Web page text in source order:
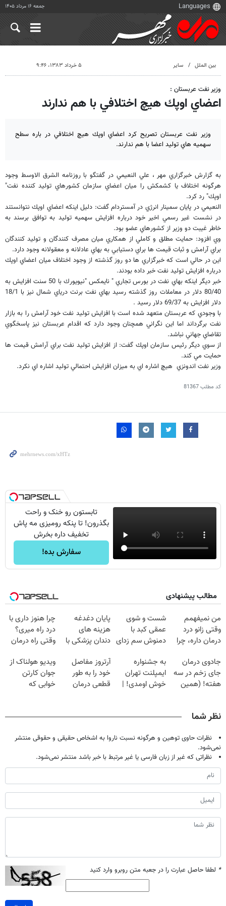
جمعه ۱۶ مرداد ۱۴۰۵
بین الملل سایر ۵ خرداد ۱۳۸۳، ۹:۴۶
وزير نفت عربستان :
اعضاي اوپك هيچ اختلافي با هم ندارند
وزير نفت عربستان تصريح كرد اعضاي اوپك هيچ اختلافي در باره سطح
سهميه هاي توليد اعضا با هم ندارند.
به گزارش خبرگزاري مهر ، علي النعيمي در گفتگو با روزنامه الشرق الاوسط وجود
هرگونه اختلاف يا كشمكش را ميان اعضاي سازمان كشورهاي توليد كننده نفت"
اوپك" رد كرد.
النعيمي در پايان سمينار انرژي در آمستردام گفت: دليل اينكه اعضاي اوپك نتوانستند
در نشست غير رسمي اخير خود درباره افزايش سهميه توليد به توافق برسند به
خاطر غيبت دو وزير از كشورهاي عضو بود.
وي افزود: حمايت مطلق و كاملي از همكاري ميان مصرف كنندگان و توليد كنندگان
براي آرامش و ثبات قيمت ها براي دستيابي به بهاي عادلانه و معقولانه وجود دارد.
اين در حالي است كه خبرگزاري ها دو روز گذشته از وجود اختلاف ميان اعضاي اوپك
درباره افزايش توليد نفت خبر داده بودند.
خبر ديگر اينكه بهاي نفت در بورس تجاري " نايمكس "نيويورك با 50 سنت افزايش به
80/40 دلار در معاملات روز گذشته رسيد بهاي نفت برنت درياي شمال نيز با 18/1
دلار افزايش به 69/37 دلار رسيد .
با وجودي كه عربستان متعهد شده است با افزايش توليد نفت خود آرامش را به بازار
نفت برگرداند اما اين نگراني همچنان وجود دارد كه اقدام عربستان نيز پاسخگوي
تقاضاي جهاني نباشد.
از سوي ديگر رئيس سازمان اوپك گفت: از افزايش توليد نفت براي آرامش قيمت ها
حمايت مي كند.
وزير نفت اندونزي هيچ اشاره اي به ميزان افزايش احتمالي توليد اشاره اي نكرد.
کد مطلب81367
تابستون رو خنک و راحت
بگذرون! تا پنکه رومیزی مه پاش
تخفیف داره بخرش
سفارش بده!
مطالب پیشنهادی
من نمیفهمم
وقتی زانو درد
درمان داره، چرا
تحمل میکنی؟❗
شست و شوی
عمقی کبد با
دمنوش سم زدای
پایان دغدغه
هزینه های
دندان پزشکی با
خانگی
چرا هنوز داری با
درد راه میری؟
وقتی راه درمان
جادوی درمان
جای زخم در سه
هفته! (همین
به جشنواره
ایمپلنت تهران
خوش اومدی! |
بگیر!
آرتروز مفاصل
خود را به طور
قطعی درمان
ویدیو هولناک از
جوان کارتن
خوابی که
نظر شما
نظرات حاوی توهین و هرگونه نسبت ناروا به اشخاص حقیقی و حقوقی منتشر
نمی‌شود.
نظراتی که غیر از زبان فارسی یا غیر مرتبط با خبر باشد منتشر نمی‌شود.
* لطفا حاصل عبارت را در جعبه متن روبرو وارد کنید